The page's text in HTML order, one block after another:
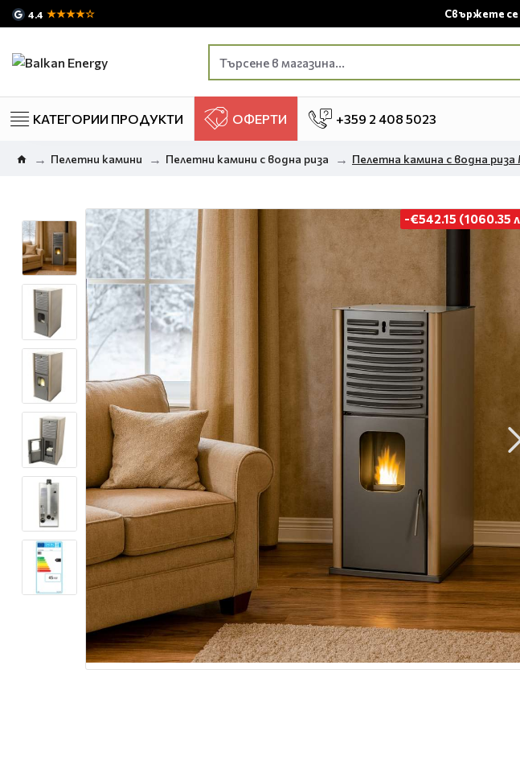
4.4 ★★★★☆ Свържете се
КАТЕГОРИИ ПРОДУКТИ ОФЕРТИ +359 2 408 5023
Пелетни камини Пелетни камини с водна риза Пелетна камина с водна
-€542.15 (1060.35